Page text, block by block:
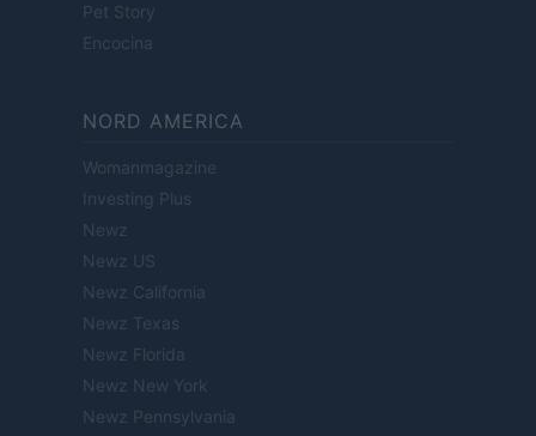
Pet Story
Encocina
NORD AMERICA
Womanmagazine
Investing Plus
Newz
Newz US
Newz California
Newz Texas
Newz Florida
Newz New York
Newz Pennsylvania